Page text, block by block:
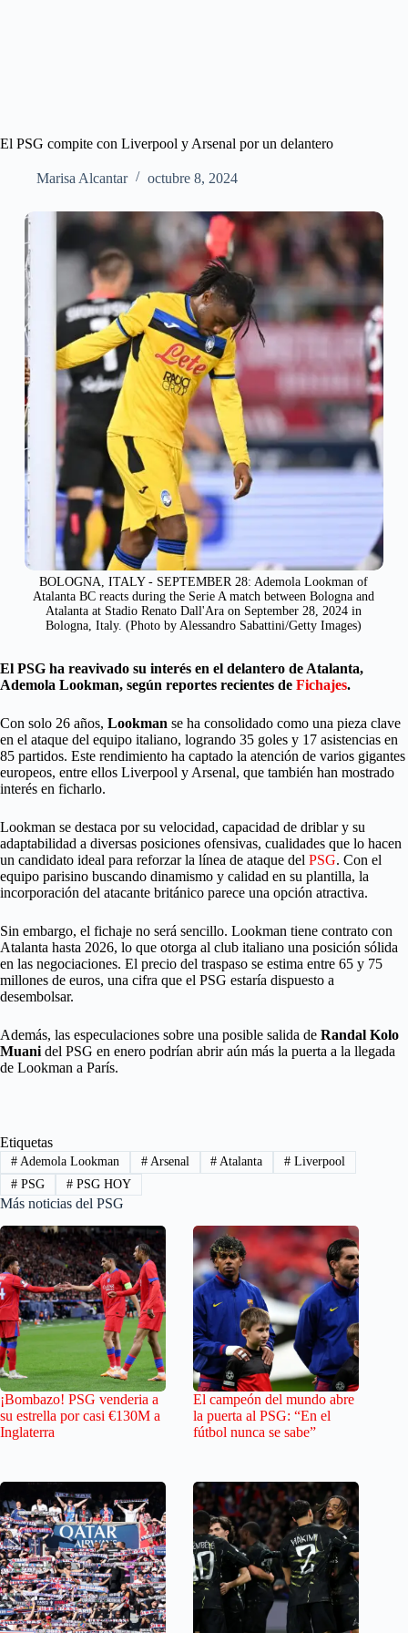
El PSG compite con Liverpool y Arsenal por un delantero
Marisa Alcantar octubre 8, 2024
BOLOGNA, ITALY - SEPTEMBER 28: Ademola Lookman of
Atalanta BC reacts during the Serie A match between Bologna and
Atalanta at Stadio Renato Dall'Ara on September 28, 2024 in
Bologna, Italy. (Photo by Alessandro Sabattini/Getty Images)
El PSG ha reavivado su interés en el delantero de Atalanta,
Ademola Lookman, según reportes recientes de Fichajes.
Con solo 26 años, Lookman se ha consolidado como una pieza clave
en el ataque del equipo italiano, logrando 35 goles y 17 asistencias en
85 partidos. Este rendimiento ha captado la atención de varios gigantes
europeos, entre ellos Liverpool y Arsenal, que también han mostrado
interés en ficharlo.
Lookman se destaca por su velocidad, capacidad de driblar y su
adaptabilidad a diversas posiciones ofensivas, cualidades que lo hacen
un candidato ideal para reforzar la línea de ataque del PSG. Con el
equipo parisino buscando dinamismo y calidad en su plantilla, la
incorporación del atacante británico parece una opción atractiva.
Sin embargo, el fichaje no será sencillo. Lookman tiene contrato con
Atalanta hasta 2026, lo que otorga al club italiano una posición sólida
en las negociaciones. El precio del traspaso se estima entre 65 y 75
millones de euros, una cifra que el PSG estaría dispuesto a
desembolsar.
Además, las especulaciones sobre una posible salida de Randal Kolo
Muani del PSG en enero podrían abrir aún más la puerta a la llegada
de Lookman a París.
Etiquetas
#Ademola Lookman #Arsenal # Atalanta # Liverpool
#PSG #PSG HOY
Más noticias del PSG
¡Bombazo! PSG venderia a
su estrella por casi €130M a
Inglaterra
El campeón del mundo abre
la puerta al PSG: “En el
fútbol nunca se sabe”